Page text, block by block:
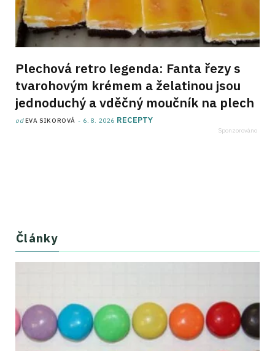
Plechová retro legenda: Fanta řezy s
tvarohovým krémem a želatinou jsou
jednoduchý a vděčný moučník na plech
odEVA SIKOROVÁ 6. 8. 2026 RECEPTY
Články